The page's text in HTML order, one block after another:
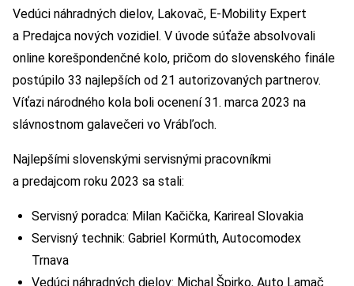
Vedúci náhradných dielov, Lakovač, E-Mobility Expert
a Predajca nových vozidiel. V úvode súťaže absolvovali
online korešpondenčné kolo, pričom do slovenského finále
postúpilo 33 najlepších od 21 autorizovaných partnerov.
Víťazi národného kola boli ocenení 31. marca 2023 na
slávnostnom galavečeri vo Vrábľoch.
Najlepšími slovenskými servisnými pracovníkmi
a predajcom roku 2023 sa stali:
Servisný poradca: Milan Kačička, Karireal Slovakia
Servisný technik: Gabriel Kormúth, Autocomodex
Trnava
Vedúci náhradných dielov: Michal Špirko, Auto Lamač